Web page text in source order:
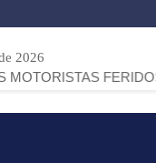
2026
NA PR-151,